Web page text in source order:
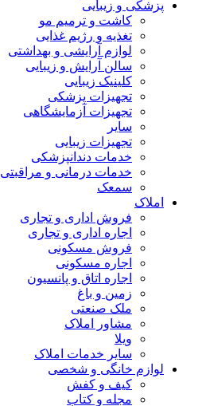
پزشکی و زیبایی
کاشت و ترمیم مو
تغذیه و رژیم غذایی
لوازم آرایشی و بهداشتی
سالن آرایش و زیبایی
کلینیک زیبایی
تجهیزات پزشکی
تجهیزات آزمایشگاهی
سایر
تجهیزات زیبایی
خدمات دندانپزشکی
خدمات درمانی و مراقبتی
سمعک
املاک
فروش اداری و تجاری
اجاره اداری و تجاری
فروش مسکونی
اجاره مسکونی
اجاره اتاق و پانسیون
زمین و باغ
ملک صنعتی
مشاور املاک
ویلا
سایر خدمات املاک
لوازم خانگی و شخصی
کیف و کفش
مجله و کتاب